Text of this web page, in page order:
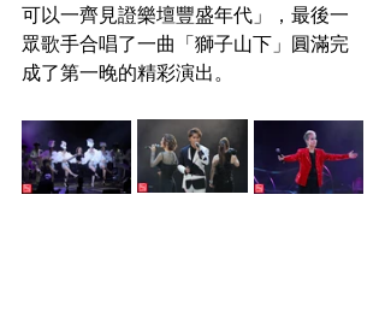
可以一齊見證樂壇豐盛年代」，最後一
眾歌手合唱了一曲「獅子山下」圓滿完
成了第一晚的精彩演出。